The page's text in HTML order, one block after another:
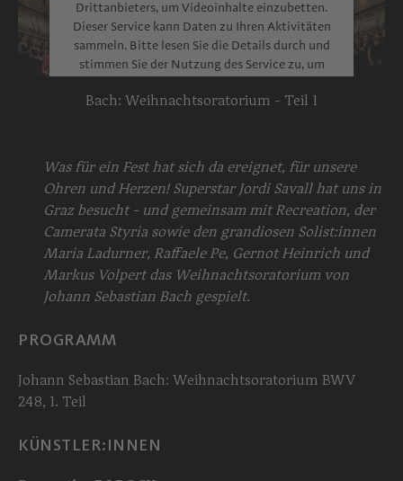
Drittanbieters, um Videoinhalte einzubetten.
Dieser Service kann Daten zu Ihren Aktivitäten
sammeln. Bitte lesen Sie die Details durch und
stimmen Sie der Nutzung des Service zu, um
Akzeptieren
powered byUsercentrics Consent
Management Platform
Bach: Weihnachtsoratorium - Teil 1
Was für ein Fest hat sich da ereignet, für unsere
Ohren und Herzen! Superstar Jordi Savall hat uns in
Graz besucht - und gemeinsam mit Recreation, der
Camerata Styria sowie den grandiosen Solist:innen
Maria Ladurner, Raffaele Pe, Gernot Heinrich und
Markus Volpert das Weihnachtsoratorium von
Johann Sebastian Bach gespielt.
PROGRAMM
Johann Sebastian Bach: Weihnachtsoratorium BWV
248, 1. Teil
KÜNSTLER:INNEN